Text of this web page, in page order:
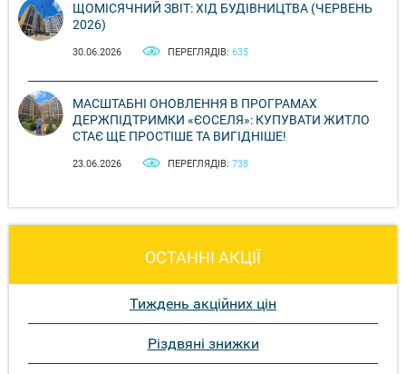
ЩОМІСЯЧНИЙ ЗВІТ: ХІД БУДІВНИЦТВА (ЧЕРВЕНЬ
2026)
30.06.2026 ПЕРЕГЛЯДІВ: 635
МАСШТАБНІ ОНОВЛЕННЯ В ПРОГРАМАХ
ДЕРЖПІДТРИМКИ «ЄОСЕЛЯ»: КУПУВАТИ ЖИТЛО
СТАЄ ЩЕ ПРОСТІШЕ ТА ВИГІДНІШЕ!
23.06.2026 ПЕРЕГЛЯДІВ: 738
ОСТАННІ АКЦІЇ
Тиждень акційних цін
Різдвяні знижки